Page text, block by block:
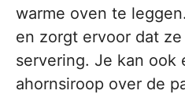
warme oven te
en zorgt ervoor dat
servering. Je kan ook
ahornsiroop over de